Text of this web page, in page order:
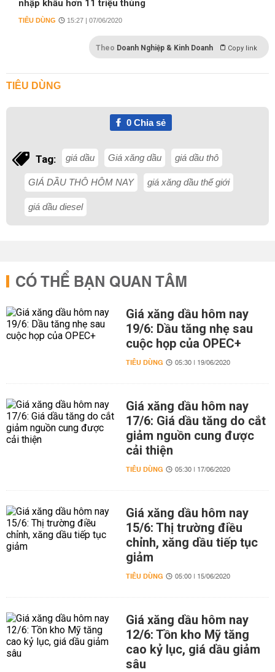
nhập khẩu hơn 11 triệu thùng
TIÊU DÙNG 15:27 | 07/06/2020
Theo Doanh Nghiệp & Kinh Doanh Copy link
TIÊU DÙNG
0Chia sẻ
Tag: giá dầu Giá xăng dầu giá dầu thô
GIÁ DẦU THÔ HÔM NAY giá xăng dầu thế giới
giá dầu diesel
CÓ THỂ BẠN QUAN TÂM
Giá xăng dầu hôm nay
19/6: Dầu tăng nhẹ sau
cuộc họp của OPEC+
TIÊU DÙNG 05:30 | 19/06/2020
Giá xăng dầu hôm nay
17/6: Giá dầu tăng do cắt
giảm nguồn cung được
cải thiện
TIÊU DÙNG 05:30 | 17/06/2020
Giá xăng dầu hôm nay
15/6: Thị trường điều
chỉnh, xăng dầu tiếp tục
giảm
TIÊU DÙNG 05:00 | 15/06/2020
Giá xăng dầu hôm nay
12/6: Tồn kho Mỹ tăng
cao kỷ lục, giá dầu giảm
sâu